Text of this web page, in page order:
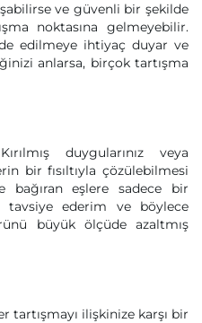
ve güvenli bir şekilde
noktasına gelmeyebilir.
edilmeye ihtiyaç duyar ve
anlarsa, birçok tartışma
duygularınız veya
bir fısıltıyla çözülebilmesi
bağıran eşlere sadece bir
tavsiye ederim ve böylece
büyük ölçüde azaltmış
ilişkinize karşı bir